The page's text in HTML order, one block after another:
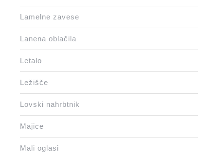
Lamelne zavese
Lanena oblačila
Letalo
Ležišče
Lovski nahrbtnik
Majice
Mali oglasi